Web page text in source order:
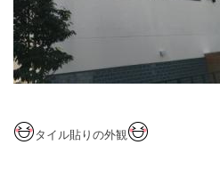
タイル貼りの外観